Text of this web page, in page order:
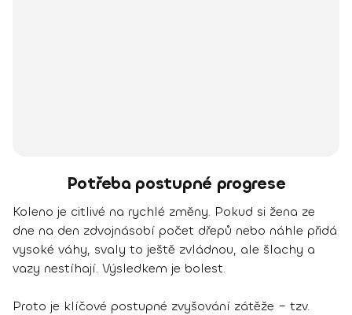
Potřeba postupné progrese
Koleno je citlivé na rychlé změny. Pokud si žena ze
dne na den zdvojnásobí počet dřepů nebo náhle přidá
vysoké váhy, svaly to ještě zvládnou, ale šlachy a
vazy nestíhají. Výsledkem je bolest.
Proto je klíčové postupné zvyšování zátěže – tzv.